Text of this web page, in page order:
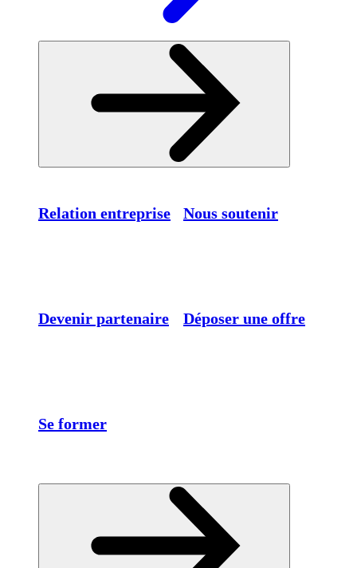
Relation entreprise Nous soutenir
Devenir partenaire Déposer une offre
Se former